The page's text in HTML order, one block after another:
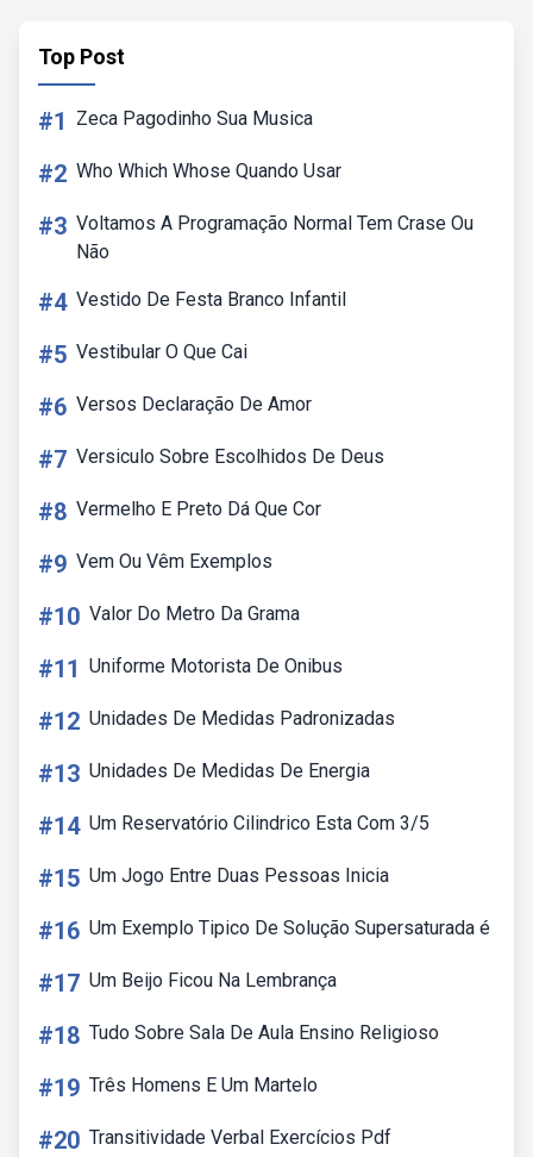
Top Post
#1 Zeca Pagodinho Sua Musica
#2 Who Which Whose Quando Usar
#3 Voltamos A Programação Normal Tem Crase Ou
Não
#4 Vestido De Festa Branco Infantil
#5 Vestibular O Que Cai
#6 Versos Declaração De Amor
#7 Versiculo Sobre Escolhidos De Deus
#8 Vermelho E Preto Dá Que Cor
#9 Vem Ou Vêm Exemplos
#10 Valor Do Metro Da Grama
#11 Uniforme Motorista De Onibus
#12 Unidades De Medidas Padronizadas
#13 Unidades De Medidas De Energia
#14 Um Reservatório Cilindrico Esta Com 3/5
#15 Um Jogo Entre Duas Pessoas Inicia
#16 Um Exemplo Tipico De Solução Supersaturada é
#17 Um Beijo Ficou Na Lembrança
#18 Tudo Sobre Sala De Aula Ensino Religioso
#19 Três Homens E Um Martelo
#20 Transitividade Verbal Exercícios Pdf